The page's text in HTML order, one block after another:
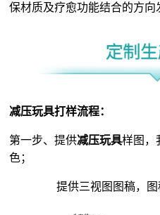
保材质及疗愈功能结合的方向
减压玩具打样流程：
第一步、提供减压玩具样图，
色；
提供三视图图稿，